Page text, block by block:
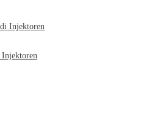
Injektoren